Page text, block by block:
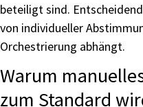
beteiligt sind.
von individueller
Orchestrierung abhängt.
Warum
zum Standard